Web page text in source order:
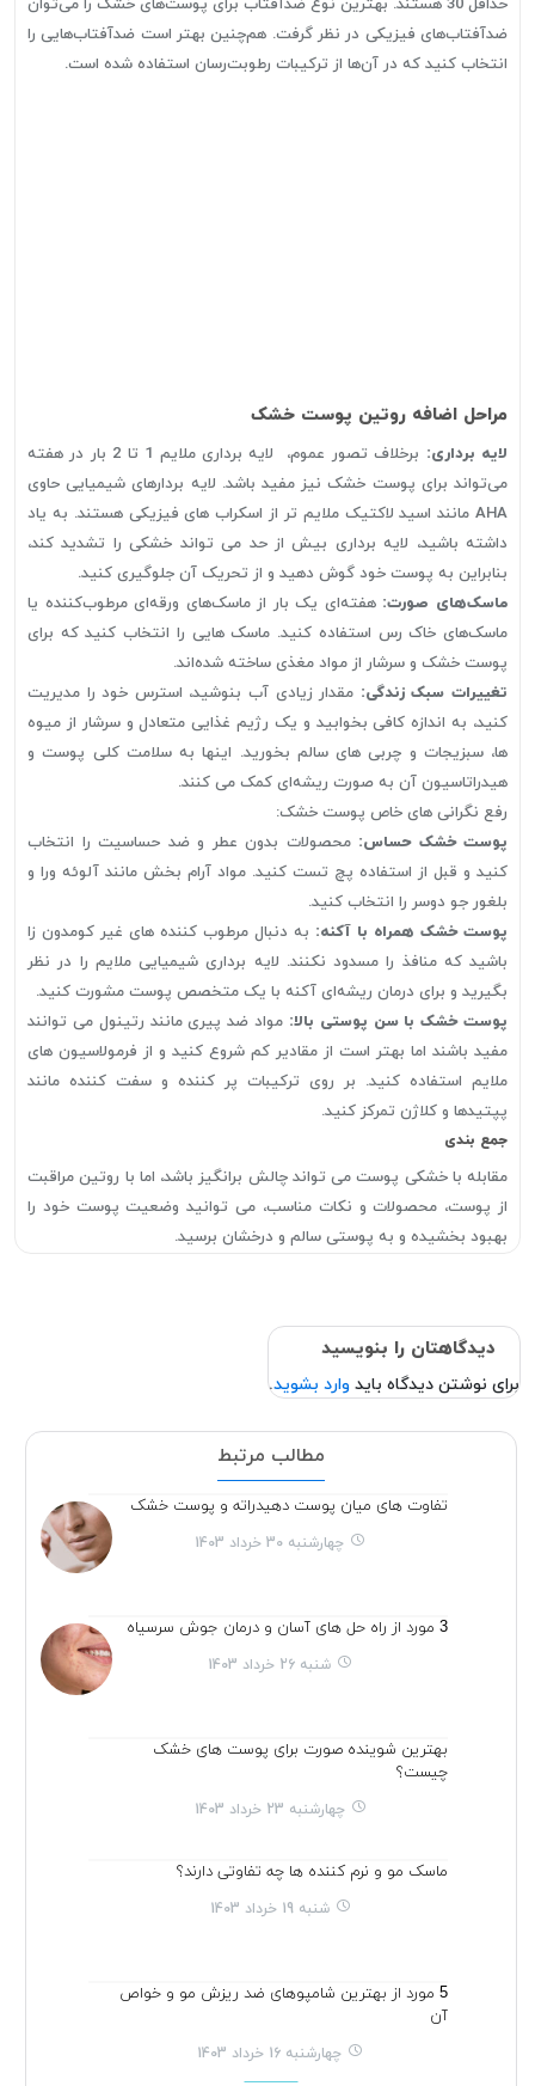
حداقل 30 هستند. بهترین نوع ضدآفتاب برای پوست‌های خشک را می‌توان
ضدآفتاب‌های فیزیکی در نظر گرفت. هم‌چنین بهتر است ضدآفتاب‌هایی را
انتخاب کنید که در آن‌ها از ترکیبات رطوبت‌رسان استفاده شده است.
مراحل اضافه روتین پوست خشک
لایه برداری:
برخلاف تصور عموم، لایه برداری ملایم 1 تا 2 بار در هفته
می‌تواند برای پوست خشک نیز مفید باشد. لایه بردارهای شیمیایی حاوی
AHA مانند اسید لاکتیک ملایم تر از اسکراب های فیزیکی هستند. به یاد
داشته باشید، لایه برداری بیش از حد می تواند خشکی را تشدید کند،
بنابراین به پوست خود گوش دهید و از تحریک آن جلوگیری کنید.
ماسک‌های صورت: هفته‌ای یک بار از ماسک‌های ورقه‌ای مرطوب‌کننده یا
ماسک‌های خاک رس استفاده کنید. ماسک هایی را انتخاب کنید که برای
پوست خشک و سرشار از مواد مغذی ساخته شده‌اند.
تغییرات سبک زندگی: مقدار زیادی آب بنوشید، استرس خود را مدیریت
کنید، به اندازه کافی بخوابید و یک رژیم غذایی متعادل و سرشار از میوه
ها، سبزیجات و چربی های سالم بخورید. اینها به سلامت کلی پوست و
هیدراتاسیون آن به صورت ریشه‌ای کمک می کنند.
رفع نگرانی های خاص پوست خشک:
پوست خشک حساس: محصولات بدون عطر و ضد حساسیت را انتخاب
کنید و قبل از استفاده پچ تست کنید. مواد آرام بخش مانند آلوئه ورا و
بلغور جو دوسر را انتخاب کنید.
پوست خشک همراه با آکنه: به دنبال مرطوب کننده های غیر کومدون زا
باشید که منافذ را مسدود نکنند. لایه برداری شیمیایی ملایم را در نظر
بگیرید و برای درمان ریشه‌ای آکنه با یک متخصص پوست مشورت کنید.
پوست خشک با سن پوستی بالا: مواد ضد پیری مانند رتینول می توانند
مفید باشند اما بهتر است از مقادیر کم شروع کنید و از فرمولاسیون های
ملایم استفاده کنید. بر روی ترکیبات پر کننده و سفت کننده مانند
پپتیدها و کلاژن تمرکز کنید.
جمع بندی
مقابله با خشکی پوست می تواند چالش برانگیز باشد، اما با روتین مراقبت
از پوست، محصولات و نکات مناسب، می توانید وضعیت پوست خود را
بهبود بخشیده و به پوستی سالم و درخشان برسید.
دیدگاهتان را بنویسید
برای نوشتن دیدگاه باید وارد بشوید.
مطالب مرتبط
تفاوت های میان پوست دهیدراته و پوست خشک
چهارشنبه 30 خرداد 1403
3 مورد از راه حل های آسان و درمان جوش سرسیاه
شنبه 26 خرداد 1403
بهترین شوینده صورت برای پوست های خشک
چیست؟
چهارشنبه 23 خرداد 1403
ماسک مو و نرم کننده ها چه تفاوتی دارند؟
شنبه 19 خرداد 1403
5 مورد از بهترین شامپوهای ضد ریزش مو و خواص
آن
چهارشنبه 16 خرداد 1403